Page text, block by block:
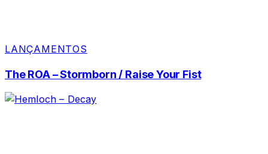
LANÇAMENTOS
The ROA – Stormborn / Raise Your Fist